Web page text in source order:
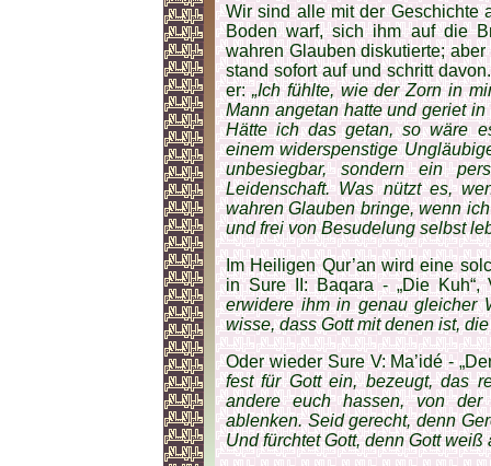
Wir sind alle mit der Geschichte
Boden warf, sich ihm auf die
wahren Glauben diskutierte;
stand sofort auf und schritt
er:„Ich fühlte, wie der Zorn in
Mann angetan hatte und geriet
Hätte ich das getan, so wäre
einem widerspenstige
unbesiegbar, sondern ein
Leidenschaft. Was nützt es,
wahren Glauben bringe, wenn
und frei von Besudelung selbst
Im Heiligen Qur’an wird eine
in Sure II: Baqara - „Die
erwidere ihm in genau gleicher
wisse, dass Gott mit denen ist,
Oder wieder Sure V: Ma’idé -
fest für Gott ein, bezeugt, das
andere euch hassen, von der
ablenken. Seid gerecht, denn
Und fürchtet Gott, denn Gott weiß